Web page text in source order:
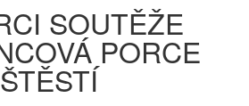
SOUTĚŽE
PORCE
ŠTĚSTÍ